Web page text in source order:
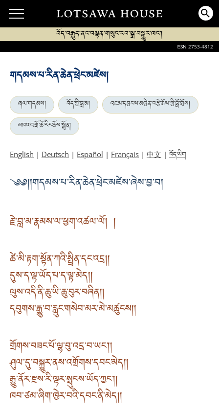
བོད་བརྒྱུད་ནང་བསྟན་གསུང་རབ་སྒྲ་བསྒྱུར་ཁང་།
ISSN 2753-4812
གདམས་པ་རིན་ཆེན་ཕྲེང་མཛེས།
ཞལ་གདམས། བོད་ཀྱི་བླ་མ།
འཇམ་དབྱངས་མཁྱེན་བརྩེ་ཆོས་ཀྱི་བློ་གྲོས།
མཁའ་འགྲོ་ཚེ་རིང་ཆོས་སྒྲོན།
English | Deutsch | Español | Français | 中文 | བོད་ཡིག
༄༅། །གདམས་པ་རིན་ཆེན་ཕྲེང་མཛེས་ཞེས་བྱ་བ།
རྗེ་བླ་མ་རྣམས་ལ་ཕྱག་འཚལ་ལོ། །
ཚེ་མི་རྟག་སྟོན་ཀའི་སྤྲིན་དང་འདྲ། །
དུས་ད་ལྟ་ཡོད་པ་ད་ལྟ་མེད། །
ལུས་འདི་ནི་ཆུ་ཡི་ཆུ་བུར་བཞིན། །
དབུགས་རྒྱུ་བ་རླུང་གསེབ་མར་མེ་མཚུངས། །
གྲོགས་བཟང་པོ་ལྷ་བུ་འདྲ་བ་ཡང་། །
ཤུལ་དུ་བསྐྱུར་ནས་འགྲོགས་དབང་མེད། །
རྒྱུ་ནོར་རྫས་རི་ལྟར་སྤུངས་ཡོད་ཀྱང་། །
ཁབ་ཙམ་ཞིག་ཁྱེར་བའི་དབང་ནི་མེད། །